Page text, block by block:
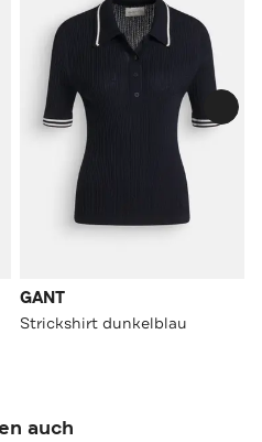
GANT
Strickshirt dunkelblau
auch